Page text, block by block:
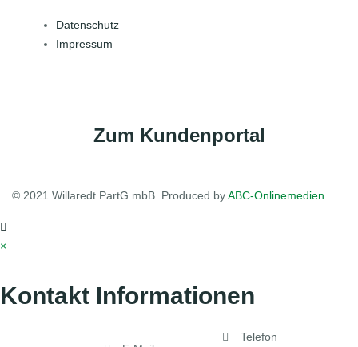
Datenschutz
Impressum
Zum Kundenportal
© 2021 Willaredt PartG mbB. Produced byABC-Onlinemedien
×
Kontakt Informationen
Telefon